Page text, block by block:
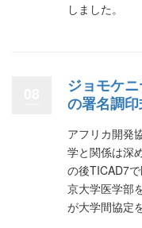
しました。
ジョモケ
の署名調
アフリカ開発
学と関係は深
の後TICAD7
京大学医学部
が大学間協定